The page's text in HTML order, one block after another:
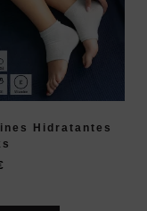
Hidratantes